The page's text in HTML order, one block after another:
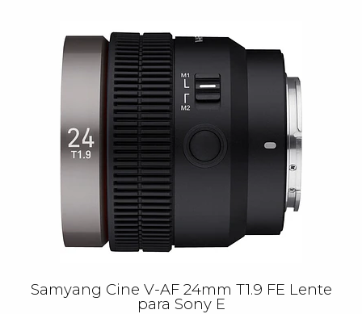
Samyang Cine V-AF 24mm T1.9 FE Lente
para Sony E